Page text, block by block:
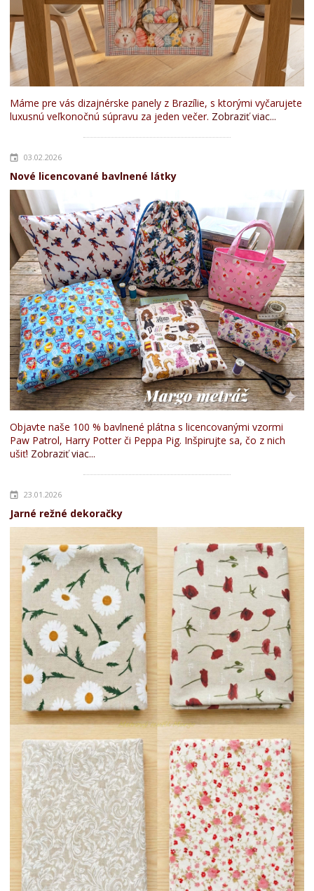
Máme pre vás dizajnérske panely z Brazílie, s ktorými vyčarujete
luxusnú veľkonočnú súpravu za jeden večer. Zobraziť viac...
03.02.2026
Nové licencované bavlnené látky
Objavte naše 100 % bavlnené plátna s licencovanými vzormi
Paw Patrol, Harry Potter či Peppa Pig. Inšpirujte sa, čo z nich
ušiť! Zobraziť viac...
23.01.2026
Jarné režné dekoračky